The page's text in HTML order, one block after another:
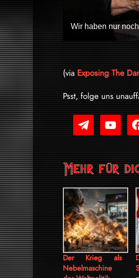
Wir haben nur
(via Exposing The
Psst, folge uns
telegram
youtube-
play
Mehr für
Der Krieg als
Nebelmaschine